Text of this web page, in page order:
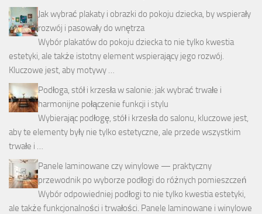
Jak wybrać plakaty i obrazki do pokoju dziecka, by wspierały
rozwój i pasowały do wnętrza
Wybór plakatów do pokoju dziecka to nie tylko kwestia
estetyki, ale także istotny element wspierający jego rozwój.
Kluczowe jest, aby motywy …
Podłoga, stół i krzesła w salonie: jak wybrać trwałe i
harmonijne połączenie funkcji i stylu
Wybierając podłogę, stół i krzesła do salonu, kluczowe jest,
aby te elementy były nie tylko estetyczne, ale przede wszystkim
trwałe i …
Panele laminowane czy winylowe — praktyczny
przewodnik po wyborze podłogi do różnych pomieszczeń
Wybór odpowiedniej podłogi to nie tylko kwestia estetyki,
ale także funkcjonalności i trwałości. Panele laminowane i winylowe